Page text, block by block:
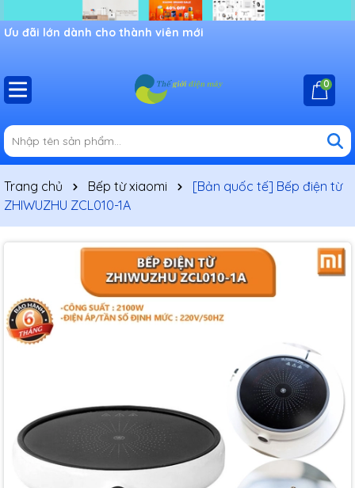
Ưu đãi lớn dành cho thành viên mới
0
Trang chủ Bếp từ xiaomi
[Bản quốc tế] Bếp điện từ
ZHIWUZHU ZCL010-1A